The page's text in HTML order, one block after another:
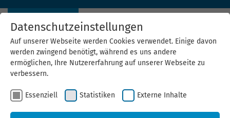
Datenschutzeinstellungen
Auf unserer Webseite werden Cookies verwendet. Einige davon
werden zwingend benötigt, während es uns andere
ermöglichen, Ihre Nutzererfahrung auf unserer Webseite zu
verbessern.
Essenziell Statistiken Externe Inhalte